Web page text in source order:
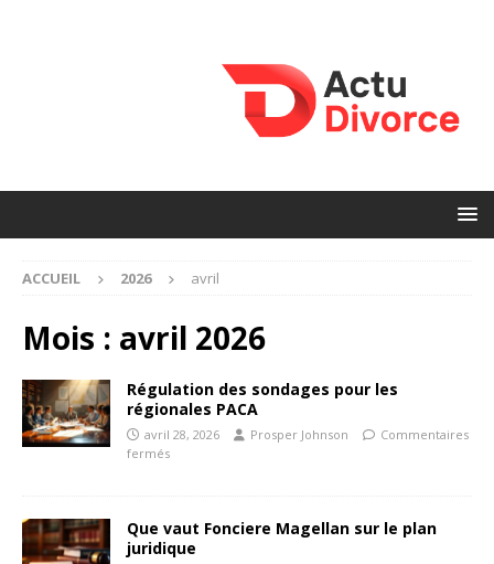
ACCUEIL 2026 avril
Mois : avril 2026
Régulation des sondages pour les
régionales PACA
avril 28, 2026 Prosper Johnson
Commentaires
fermés
Que vaut Fonciere Magellan sur le plan
juridique